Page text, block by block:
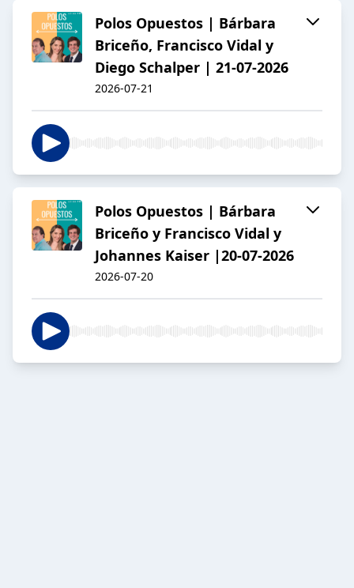
Polos Opuestos | Bárbara
Briceño, Francisco Vidal y
Diego Schalper | 21-07-2026
2026-07-21
Polos Opuestos | Bárbara
Briceño y Francisco Vidal y
Johannes Kaiser |20-07-2026
2026-07-20